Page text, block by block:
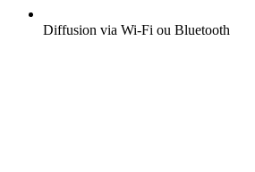
Diffusion via Wi-Fi ou Bluetooth